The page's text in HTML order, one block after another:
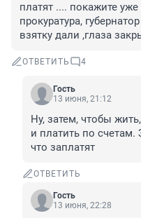
платят .... покажите
прокуратура,
взятку дали ,глаза
ОТВЕТИТЬ 4
Гость
13 июня, 21:12
Ну, затем, чтобы
и платить по счетам.
что заплатят
ОТВЕТИТЬ
Гость
13 июня, 22:28